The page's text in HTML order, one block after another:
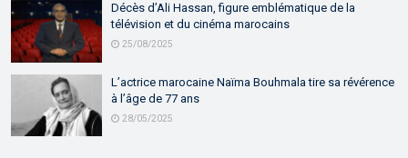
Décès d’Ali Hassan, figure emblématique de la
télévision et du cinéma marocains
25/08/2025
L’actrice marocaine Naïma Bouhmala tire sa révérence
à l’âge de 77 ans
28/05/2025